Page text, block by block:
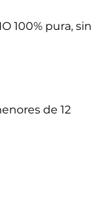
100% pura, sin
de 12